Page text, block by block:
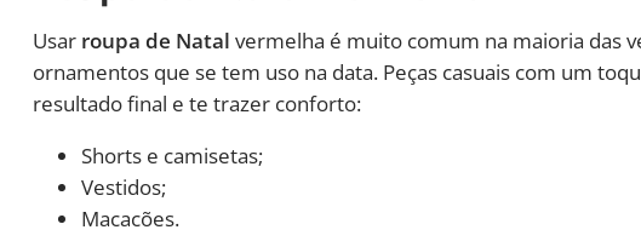
Usar roupa de Natal vermelha é muito comum na maioria das
ornamentos que se tem uso na data. Peças casuais com um
resultado final e te trazer conforto:
Shorts e camisetas;
Vestidos;
Macacões.